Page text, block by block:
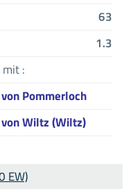
63
1.3
:
Pommerloch
Wiltz (Wiltz)
EW)